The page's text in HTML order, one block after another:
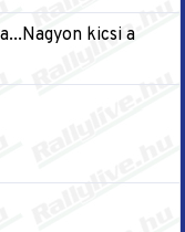
kicsi a